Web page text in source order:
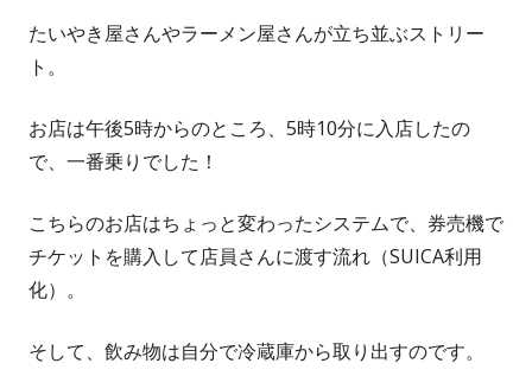
たいやき屋さんやラーメン屋さんが立ち並ぶストリー
ト。
お店は午後5時からのところ、5時10分に入店したの
で、一番乗りでした！
こちらのお店はちょっと変わったシステムで、券売機で
チケットを購入して店員さんに渡す流れ（SUICA利用
化）。
そして、飲み物は自分で冷蔵庫から取り出すのです。